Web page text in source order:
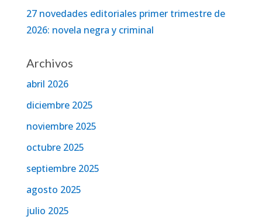
27 novedades editoriales primer trimestre de
2026: novela negra y criminal
Archivos
abril 2026
diciembre 2025
noviembre 2025
octubre 2025
septiembre 2025
agosto 2025
julio 2025